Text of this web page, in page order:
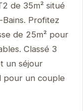
de 35m² situé
Profitez
de 25m² pour
Classé 3
un séjour
pour un couple